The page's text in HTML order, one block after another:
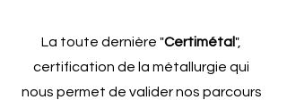
La toute dernière "Certimétal",
certification de la métallurgie qui
nous permet de valider nos parcours